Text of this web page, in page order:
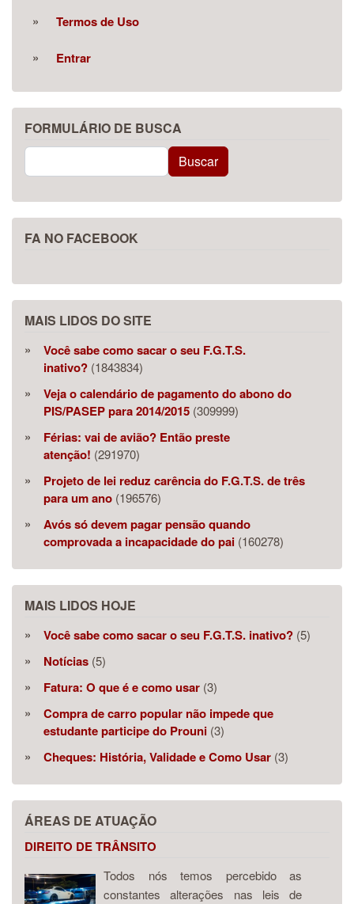
Termos de Uso
Entrar
FORMULÁRIO DE BUSCA
Buscar Buscar
FA NO FACEBOOK
MAIS LIDOS DO SITE
Você sabe como sacar o seu F.G.T.S.
inativo? (1843834)
Veja o calendário de pagamento do abono do
PIS/PASEP para 2014/2015 (309999)
Férias: vai de avião? Então preste
atenção! (291970)
Projeto de lei reduz carência do F.G.T.S. de três
para um ano (196576)
Avós só devem pagar pensão quando
comprovada a incapacidade do pai (160278)
MAIS LIDOS HOJE
Você sabe como sacar o seu F.G.T.S. inativo? (5)
Notícias (5)
Fatura: O que é e como usar (3)
Compra de carro popular não impede que
estudante participe do Prouni (3)
Cheques: História, Validade e Como Usar (3)
ÁREAS DE ATUAÇÃO
DIREITO DE TRÂNSITO
Todos nós temos percebido as
constantes alterações nas leis de